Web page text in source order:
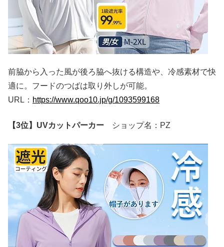
前脇から入った風が後ろ脇へ抜ける構造や、冷感素材で快
適に。フードのつばは取り外しが可能。
URL： https://www.qoo10.jp/g/1093599168
【3位】UVカットパーカー ショップ名：PZ